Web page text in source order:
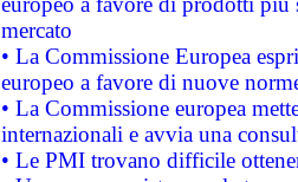
mercato
• La Commissione Europea
europeo a favore di nuove
• La Commissione europea
internazionali e avvia una
• Le PMI trovano difficile